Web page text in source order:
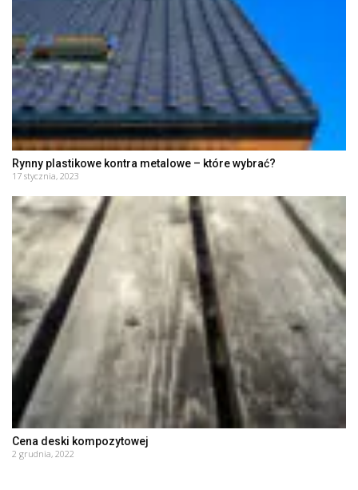
Rynny plastikowe kontra metalowe – które wybrać?
17 stycznia, 2023
Cena deski kompozytowej
2 grudnia, 2022